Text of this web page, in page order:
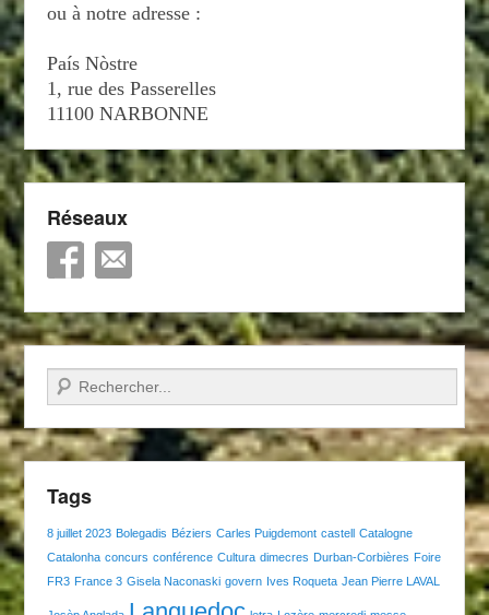
ou à notre adresse :
País Nòstre
1, rue des Passerelles
11100 NARBONNE
Réseaux
Recherche
Tags
8 juillet 2023 Bolegadis Béziers Carles Puigdemont castell Catalogne
Catalonha concurs conférence Cultura dimecres Durban-Corbières Foire
FR3 France 3 Gisela Naconaski govern Ives Roqueta Jean Pierre LAVAL